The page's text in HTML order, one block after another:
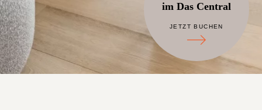
im Das Central
JETZT BUCHEN